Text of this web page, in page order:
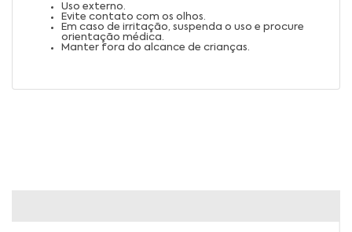
Uso externo.
Evite contato com os olhos.
Em caso de irritação, suspenda o uso e procure
orientação médica.
Manter fora do alcance de crianças.